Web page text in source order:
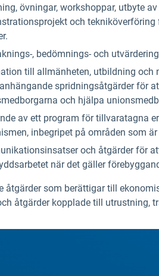
övningar, workshoppar, utbyte
och
, bedömnings- och
till allmänheten, utbildning och
spridningsåtgärder för
och hjälpa
av ett program för tillvaratagna
inbegripet på områden som
och åtgärder för
när det gäller
åtgärder som berättigar till
åtgärder kopplade till utrustning,